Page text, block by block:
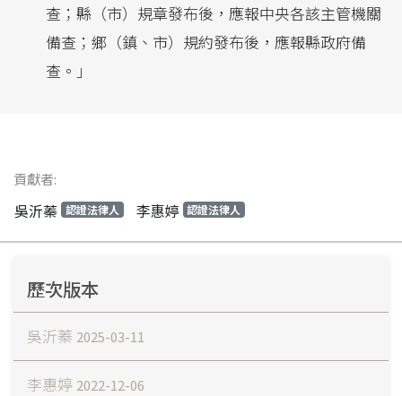
查；縣（市）規章發布後，應報中央各該主管機關
備查；鄉（鎮、市）規約發布後，應報縣政府備
查。」
貢獻者:
吳沂蓁 認證法律人 李惠婷 認證法律人
歷次版本
吳沂蓁 2025-03-11
李惠婷 2022-12-06